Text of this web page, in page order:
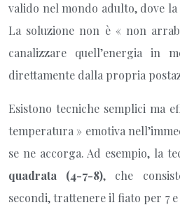
valido nel mondo adulto, dove
La soluzione non è « non
canalizzare quell’energia in
direttamente dalla propria
Esistono tecniche semplici ma
temperatura » emotiva
se ne accorga. Ad esempio, la
quadrata (4-7-8), che
secondi, trattenere il fiato per 7